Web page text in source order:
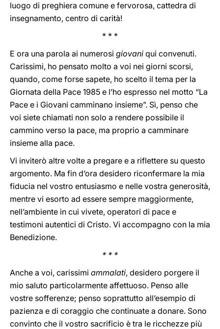
luogo di preghiera comune e fervorosa, cattedra di
insegnamento, centro di carità!
* * *
E ora una parola ai numerosi giovani qui convenuti.
Carissimi, ho pensato molto a voi nei giorni scorsi,
quando, come forse sapete, ho scelto il tema per la
Giornata della Pace 1985 e l’ho espresso nel motto “La
Pace e i Giovani camminano insieme”. Sì, penso che
voi siete chiamati non solo a rendere possibile il
cammino verso la pace, ma proprio a camminare
insieme alla pace.
Vi inviterò altre volte a pregare e a riflettere su questo
argomento. Ma fin d’ora desidero riconfermare la mia
fiducia nel vostro entusiasmo e nelle vostra generosità,
mentre vi esorto ad essere sempre maggiormente,
nell’ambiente in cui vivete, operatori di pace e
testimoni autentici di Cristo. Vi accompagno con la mia
Benedizione.
* * *
Anche a voi, carissimi ammalati, desidero porgere il
mio saluto particolarmente affettuoso. Penso alle
vostre sofferenze; penso soprattutto all’esempio di
pazienza e di coraggio che continuate a donare. Sono
convinto che il vostro sacrificio è tra le ricchezze più